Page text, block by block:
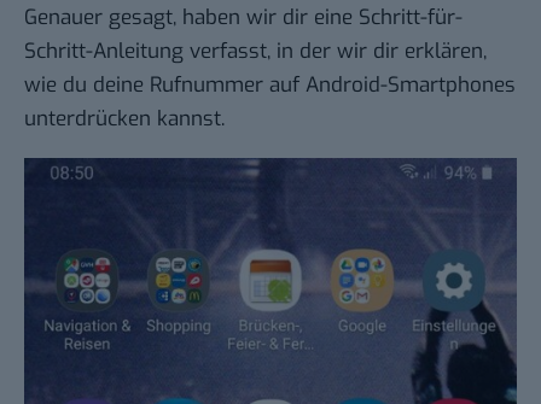
Genauer gesagt, haben wir dir eine Schritt-für-
Schritt-Anleitung verfasst, in der wir dir erklären,
wie du deine Rufnummer auf Android-Smartphones
unterdrücken kannst.